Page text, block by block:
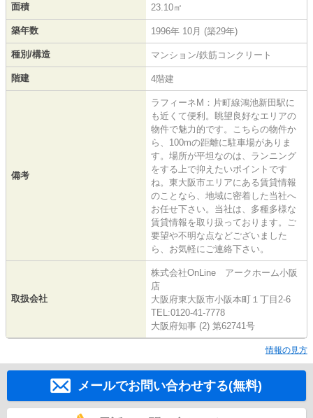
面積 23.10㎡
築年数 1996年 10月 (築29年)
種別/構造 マンション/鉄筋コンクリート
階建 4階建
備考
ラフィーネM：片町線鴻池新田駅に
も近くて便利。眺望良好なエリアの
物件で魅力的です。こちらの物件か
ら、100mの距離に駐車場がありま
す。場所が平坦なのは、ランニング
をする上で抑えたいポイントです
ね。東大阪市エリアにある賃貸情報
のことなら、地域に密着した当社へ
お任せ下さい。当社は、多種多様な
賃貸情報を取り扱っております。ご
要望や不明な点などございました
ら、お気軽にご連絡下さい。
取扱会社
株式会社OnLine アークホーム小阪
店
大阪府東大阪市小阪本町１丁目2-6
TEL:0120-41-7778
大阪府知事 (2) 第62741号
情報の見方
メールでお問い合わせする(無料)